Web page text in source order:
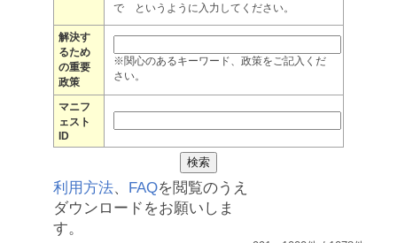
で というように入力してください。
解決す
るため
の重要
政策
※関心のあるキーワード、政策をご記入くだ
さい。
マニフ
ェスト
ID
利用方法、 FAQを閲覧のうえ
ダウンロードをお願いしま
す。